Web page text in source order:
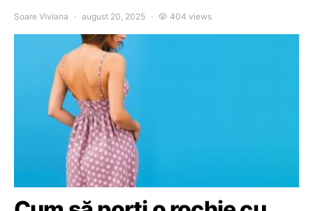
Soare Viviana august 20, 2025 404 views